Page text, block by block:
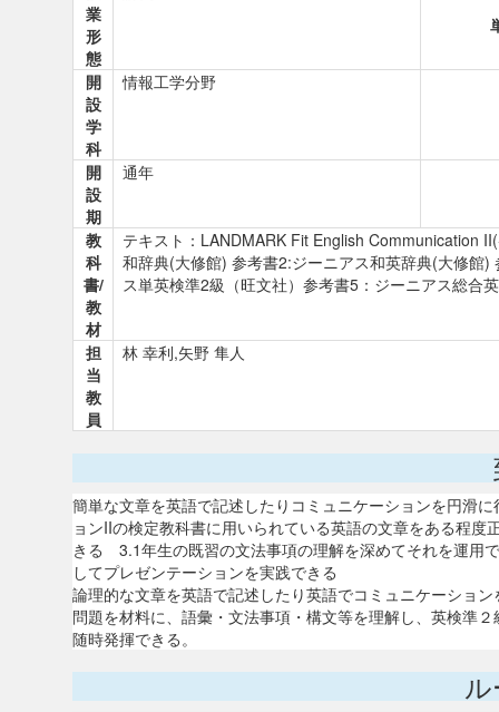
業
形
態
開
設
学
科
情報工学分野
開
設
期
通年
教
科
書/
教
材
テキスト：LANDMARK Fit English Communication
和辞典(大修館) 参考書2:ジーニアス和英辞典(大修館
ス単英検準2級（旺文社）参考書5：ジーニアス総合
担
当
教
員
林 幸利,矢野 隼人
簡単な文章を英語で記述したりコミュニケーションを円滑
ョンIIの検定教科書に用いられている英語の文章をある程
きる 3.1年生の既習の文法事項の理解を深めてそれを運用
してプレゼンテーションを実践できる
論理的な文章を英語で記述したり英語でコミュニケーショ
問題を材料に、語彙・文法事項・構文等を理解し、英検準
随時発揮でき